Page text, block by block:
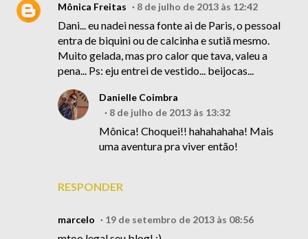
Mônica Freitas 8 de julho de 2013 às 12:42
Dani... eu nadei nessa fonte ai de Paris, o pessoal
entra de biquini ou de calcinha e sutiã mesmo.
Muito gelada, mas pro calor que tava, valeu a
pena... Ps: eju entrei de vestido... beijocas...
RESPONDER
Danielle Coimbra
8 de julho de 2013 às 13:32
Mônica! Choquei!! hahahahaha! Mais
uma aventura pra viver então!
marcelo 19 de setembro de 2013 às 08:56